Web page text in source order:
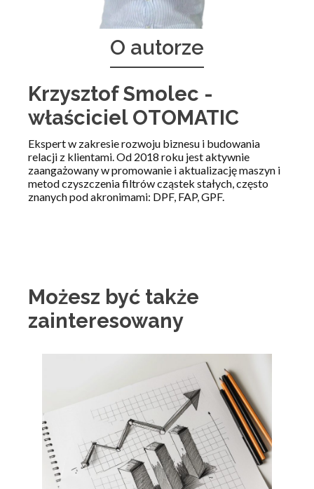
O autorze
Krzysztof Smolec -
właściciel OTOMATIC
Ekspert w zakresie rozwoju biznesu i budowania
relacji z klientami. Od 2018 roku jest aktywnie
zaangażowany w promowanie i aktualizację maszyn i
metod czyszczenia filtrów cząstek stałych, często
znanych pod akronimami: DPF, FAP, GPF.
Możesz być także
zainteresowany